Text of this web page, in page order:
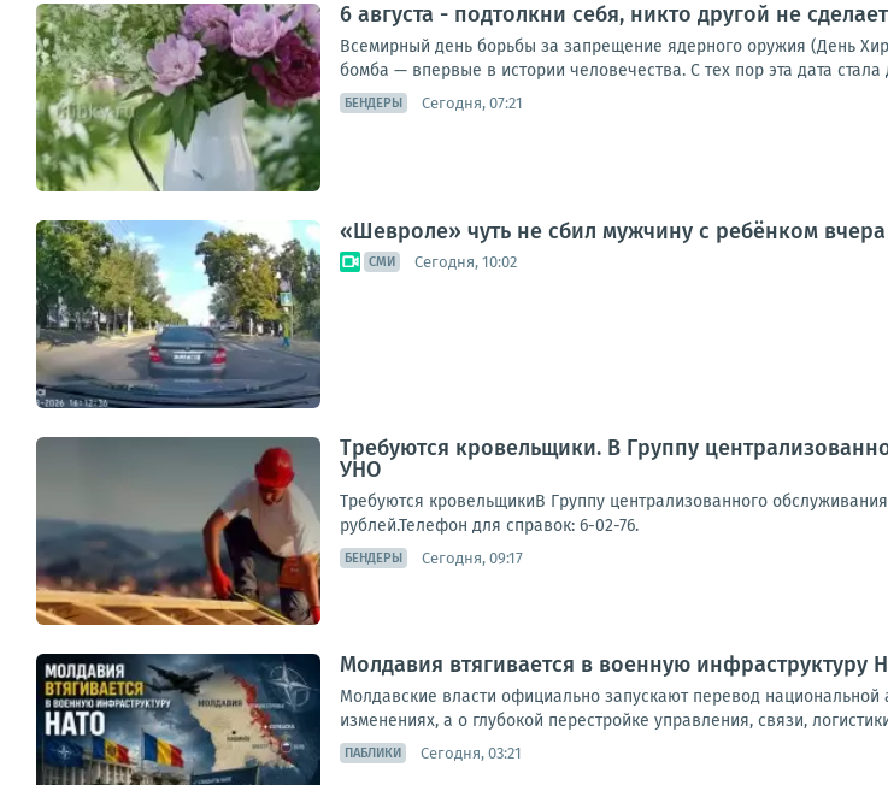
6 августа - подтолкни себя, никто другой не
Всемирный день борьбы за запрещение ядерного оружия (День
бомба — впервые в истории человечества. С тех пор эта дата
БЕНДЕРЫ Сегодня, 07:21
«Шевроле» чуть не сбил мужчину с ребёнком
СМИ Сегодня, 10:02
Требуются кровельщики. В Группу
УНО
Требуются кровельщикиВ Группу централизованного
рублей.Телефон для справок: 6-02-76.
БЕНДЕРЫ Сегодня, 09:17
Молдавия втягивается в военную инфраструктуру
Молдавские власти официально запускают перевод национальной
изменениях, а о глубокой перестройке управления, связи,
ПАБЛИКИ Сегодня, 03:21